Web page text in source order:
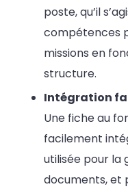
poste, qu’il
compétences
missions en
structure.
Intégration
Une fiche au
facilement
utilisée pour la
documents, et